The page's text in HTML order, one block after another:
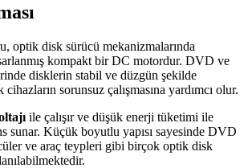
disk sürücü mekanizmalarında
kompakt bir DC motordur. DVD ve
disklerin stabil ve düzgün şekilde
sorunsuz çalışmasına yardımcı olur.
ile çalışır ve düşük enerji tüketimi ile
sunar. Küçük boyutlu yapısı sayesinde DVD
ve araç teypleri gibi birçok optik disk